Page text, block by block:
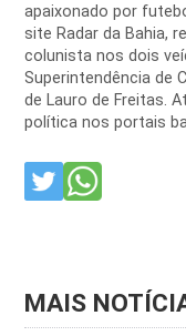
apaixonado por
site Radar da Bahia,
colunista nos dois
Superintendência de
de Lauro de Freitas.
política nos portais
MAIS